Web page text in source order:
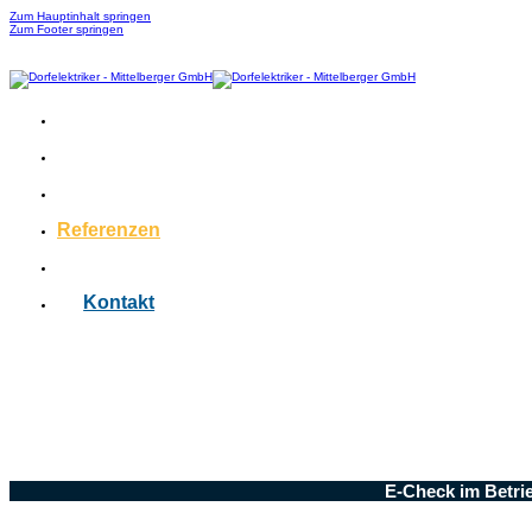
Zum Hauptinhalt springen
Zum Footer springen
Referenzen
Kontakt
E-Check im